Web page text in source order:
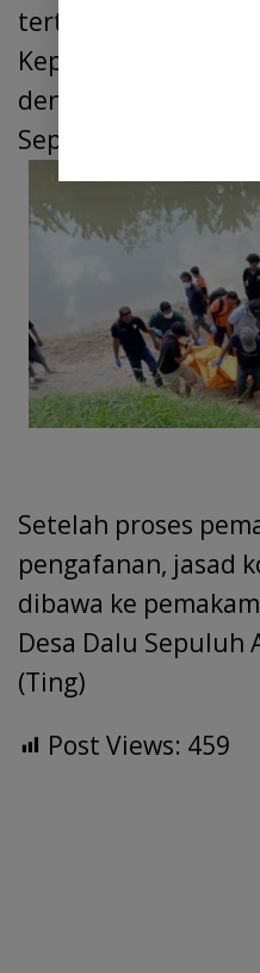
tertulis dan
Kepolisian Polsek
dengan disaksikan
Sepuluh A.
Setelah proses
pengafanan, jasad
dibawa ke
Desa Dalu Sepuluh
(Ting)
Post Views: 459